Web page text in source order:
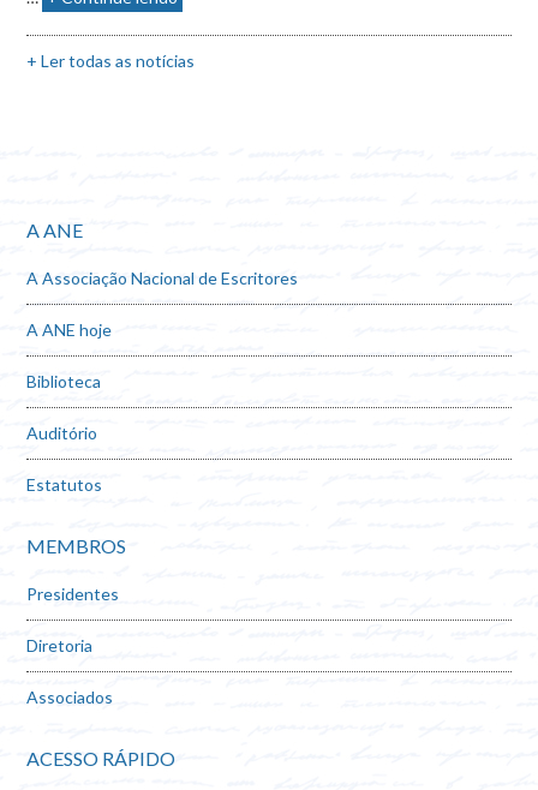
+ Ler todas as notícias
A ANE
A Associação Nacional de Escritores
A ANE hoje
Biblioteca
Auditório
Estatutos
MEMBROS
Presidentes
Diretoria
Associados
ACESSO RÁPIDO